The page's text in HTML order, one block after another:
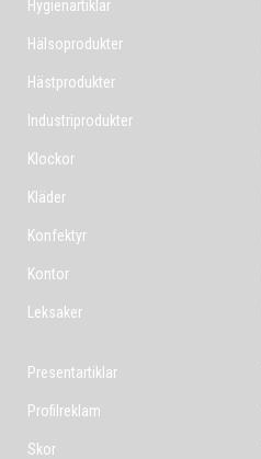
Hygienartiklar
Hälsoprodukter
Hästprodukter
Industriprodukter
Klockor
Kläder
Konfektyr
Kontor
Leksaker
Presentartiklar
Profilreklam
Skor